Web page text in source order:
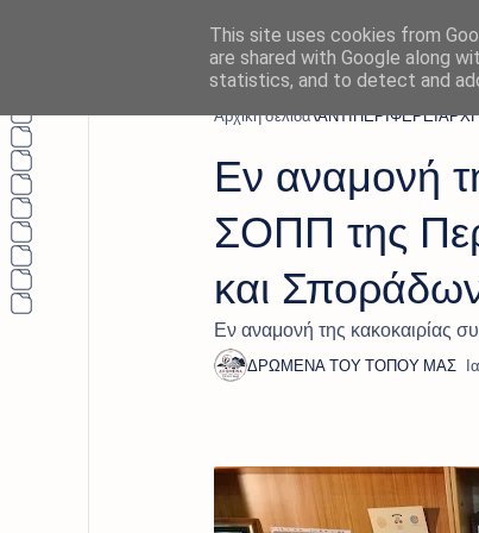
Αρχική σελίδα
Εν αναμονή
ΣΟΠΠ της
και
Εν αναμονή της κακοκαιρίας
This site uses cookies from
are shared with Google along
statistics, and to detect and